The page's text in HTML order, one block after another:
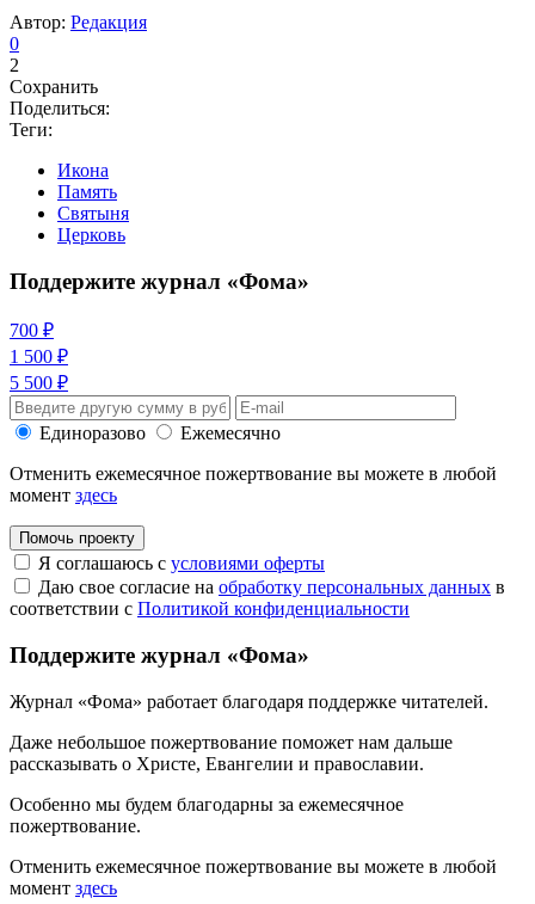
Автор: Редакция
0
2
Сохранить
Поделиться:
Теги:
Икона
Память
Святыня
Церковь
Поддержите журнал «Фома»
700 ₽
1 500 ₽
5 500 ₽
Единоразово
Ежемесячно
Отменить ежемесячное пожертвование вы можете в любой
момент здесь
Помочь проекту
Я соглашаюсь с условиями оферты
Даю свое согласие на обработку персональных данных в
соответствии с Политикой конфиденциальности
Поддержите журнал «Фома»
Журнал «Фома» работает благодаря поддержке читателей.
Даже небольшое пожертвование поможет нам дальше
рассказывать о Христе, Евангелии и православии.
Особенно мы будем благодарны за ежемесячное
пожертвование.
Отменить ежемесячное пожертвование вы можете в любой
момент здесь